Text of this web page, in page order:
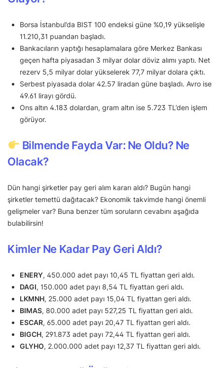
Borsa İstanbul’da BIST 100 endeksi güne %0,19 yükselişle
11.210,31 puandan başladı.
Bankacıların yaptığı hesaplamalara göre Merkez Bankası
geçen hafta piyasadan 3 milyar dolar döviz alımı yaptı. Net
rezerv 5,5 milyar dolar yükselerek 77,7 milyar dolara çıktı.
Serbest piyasada dolar 42.57 liradan güne başladı. Avro ise
49.61 lirayı gördü.
Ons altın 4.183 dolardan, gram altın ise 5.723 TL’den işlem
görüyor.
Bilmende Fayda Var: Ne Oldu? Ne
Olacak?
Dün hangi şirketler pay geri alım kararı aldı? Bugün hangi
şirketler temettü dağıtacak? Ekonomik takvimde hangi önemli
gelişmeler var? Buna benzer tüm soruların cevabını aşağıda
bulabilirsin!
Kimler Ne Kadar Pay Geri Aldı?
ENERY, 450.000 adet payı 10,45 TL fiyattan geri aldı.
DAGI, 150.000 adet payı 8,54 TL fiyattan geri aldı.
LKMNH, 25.000 adet payı 15,04 TL fiyattan geri aldı.
BIMAS, 80.000 adet payı 527,25 TL fiyattan geri aldı.
ESCAR, 65.000 adet payı 20,47 TL fiyattan geri aldı.
BIGCH, 291.873 adet payı 72,44 TL fiyattan geri aldı.
GLYHO, 2.000.000 adet payı 12,37 TL fiyattan geri aldı.